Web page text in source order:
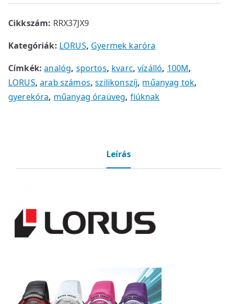
Cikkszám: RRX37JX9
Kategóriák: LORUS, Gyermek karóra
Címkék:analóg, sportos, kvarc,vízálló, 100M,
LORUS,arab számos,szilikonszíj, műanyag tok,
gyerekóra, műanyag óraüveg, fiúknak
Leírás